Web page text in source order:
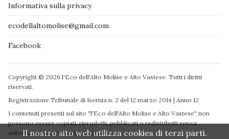
Informativa sulla privacy
ecodellaltomolise@gmail.com
Facebook
Copyright © 2026 l'Eco dell'Alto Molise e Alto Vastese. Tutti i diritti
riservati.
Registrazione Tribunale di Isernia n. 2 del 12 marzo 2014 | Anno 12
I contenuti presenti sul sito "l'Eco dell'Alto Molise e Alto Vastese" non
possono essere copiati, riprodotti, pubblicati o redistribuiti senza
autorizzazione espressa degli autori.
Il nostro sito web utilizza cookies di terzi parti.